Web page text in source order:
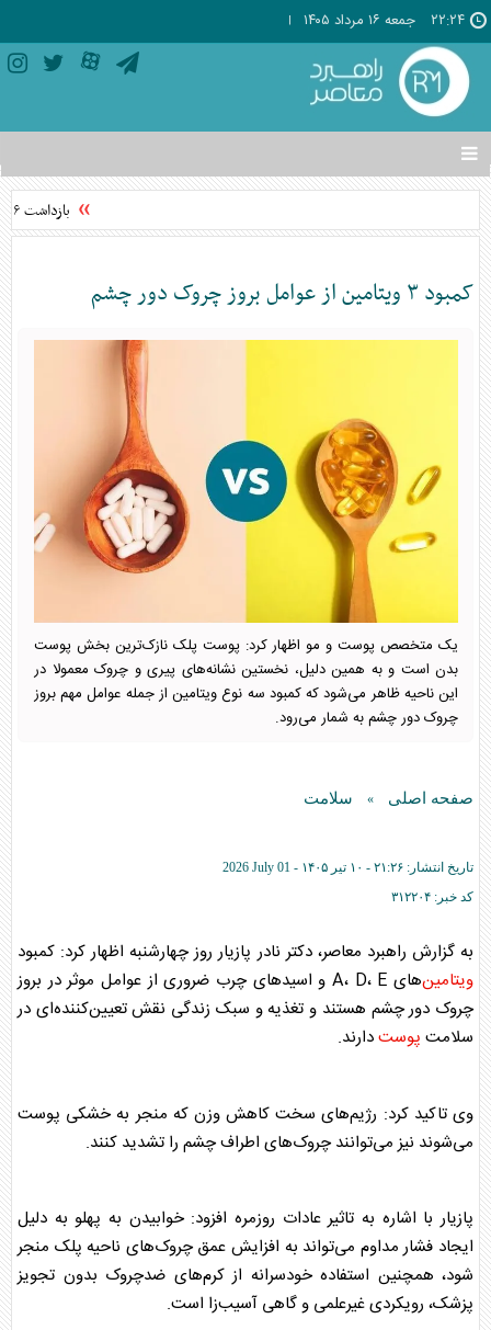
۲۲:۲۴ جمعه ۱۶ مرداد ۱۴۰۵
تغییر
وضعیت
منوی
ها
بازداشت ۶ نفر در پرونده قتل جوانی در ستارخان
کمبود ۳ ویتامین از عوامل بروز چروک دور چشم
یک متخصص پوست و مو اظهار کرد: پوست پلک نازک‌ترین بخش پوست
بدن است و به همین دلیل، نخستین نشانه‌های پیری و چروک معمولا در
این ناحیه ظاهر می‌شود که کمبود سه نوع ویتامین از جمله عوامل مهم بروز
چروک دور چشم به شمار می‌رود.
صفحه اصلی » سلامت
تاریخ انتشار: ۲۱:۲۶ - ۱۰ تير ۱۴۰۵ -
2026 July 01
کد خبر: ۳۱۲۲۰۴
به گزارش راهبرد معاصر، دکتر نادر پازیار روز چهارشنبه اظهار کرد: کمبود
ویتامین
‌های A، D، E و اسید‌های چرب ضروری از عوامل موثر در بروز
چروک دور چشم هستند و تغذیه و سبک زندگی نقش تعیین‌کننده‌ای در
سلامت پوستدارند.
وی تاکید کرد: رژیم‌های سخت کاهش وزن که منجر به خشکی پوست
می‌شوند نیز می‌توانند چروک‌های اطراف چشم را تشدید کنند.
پازیار با اشاره به تاثیر عادات روزمره افزود: خوابیدن به پهلو به دلیل
ایجاد فشار مداوم می‌تواند به افزایش عمق چروک‌های ناحیه پلک منجر
شود، همچنین استفاده خودسرانه از کرم‌های ضدچروک بدون تجویز
پزشک، رویکردی غیرعلمی و گاهی آسیب‌زا است.